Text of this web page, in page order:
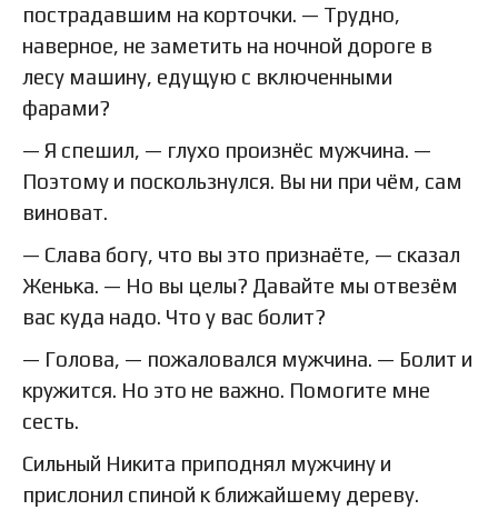
пострадавшим на корточки. — Трудно,
наверное, не заметить на ночной дороге в
лесу машину, едущую с включенными
фарами?
— Я спешил, — глухо произнёс мужчина. —
Поэтому и поскользнулся. Вы ни при чём, сам
виноват.
— Слава богу, что вы это признаёте, — сказал
Женька. — Но вы целы? Давайте мы отвезём
вас куда надо. Что у вас болит?
— Голова, — пожаловался мужчина. — Болит и
кружится. Но это не важно. Помогите мне
сесть.
Сильный Никита приподнял мужчину и
прислонил спиной к ближайшему дереву.